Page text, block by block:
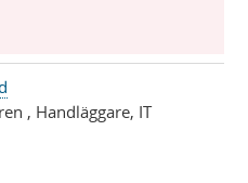
, Handläggare, IT